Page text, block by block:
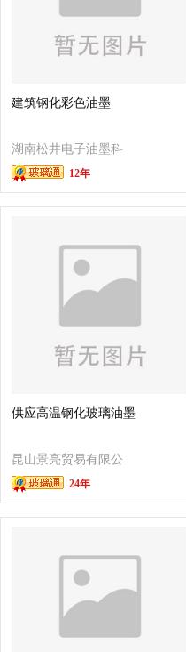
建筑钢化彩色油墨
湖南松井电子油墨科
技有限公司12年
供应高温钢化玻璃油墨
昆山景亮贸易有限公
司 24年